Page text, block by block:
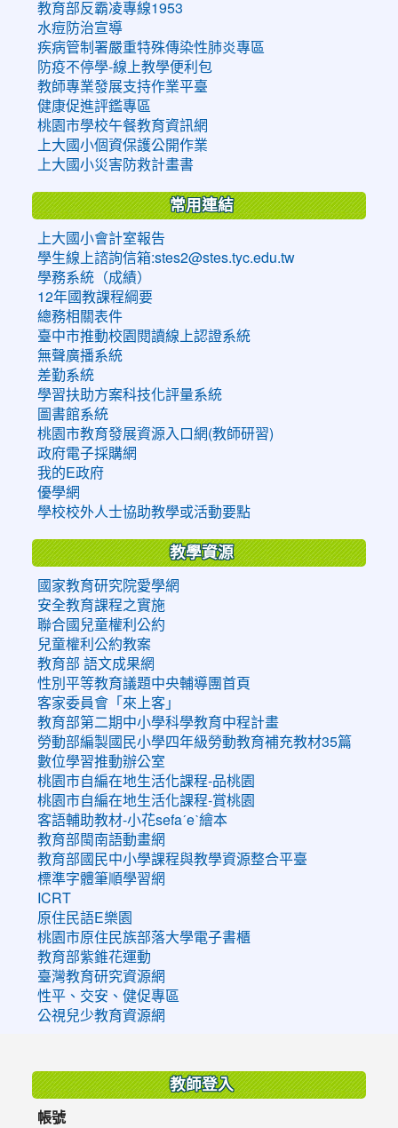
教育部反霸凌專線1953
水痘防治宣導
疾病管制署嚴重特殊傳染性肺炎專區
防疫不停學-線上教學便利包
教師專業發展支持作業平臺
健康促進評鑑專區
桃園市學校午餐教育資訊網
上大國小個資保護公開作業
上大國小災害防救計畫書
常用連結
上大國小會計室報告
學生線上諮詢信箱:stes2@stes.tyc.edu.tw
學務系統（成績）
12年國教課程綱要
總務相關表件
臺中市推動校園閱讀線上認證系統
無聲廣播系統
差勤系統
學習扶助方案科技化評量系統
圖書館系統
桃園市教育發展資源入口網(教師研習)
政府電子採購網
我的E政府
優學網
學校校外人士協助教學或活動要點
教學資源
國家教育研究院愛學網
安全教育課程之實施
聯合國兒童權利公約
兒童權利公約教案
教育部 語文成果網
性別平等教育議題中央輔導團首頁
客家委員會「來上客」
教育部第二期中小學科學教育中程計畫
勞動部編製國民小學四年級勞動教育補充教材35篇
數位學習推動辦公室
桃園市自編在地生活化課程-品桃園
桃園市自編在地生活化課程-賞桃園
客語輔助教材-小花sefaˊeˋ繪本
教育部閩南語動畫網
教育部國民中小學課程與教學資源整合平臺
標準字體筆順學習網
ICRT
原住民語E樂園
桃園市原住民族部落大學電子書櫃
教育部紫錐花運動
臺灣教育研究資源網
性平、交安、健促專區
公視兒少教育資源網
教師登入
帳號